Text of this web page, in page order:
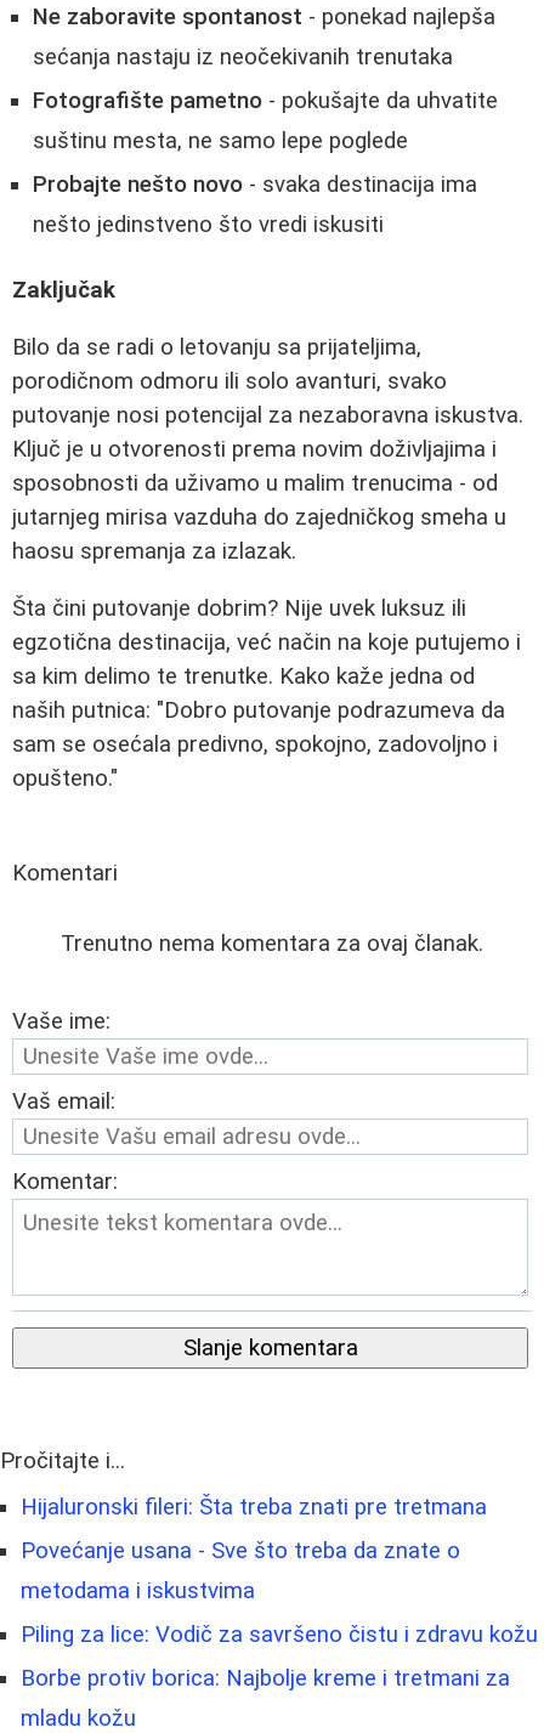
Ne zaboravite spontanost - ponekad najlepša
sećanja nastaju iz neočekivanih trenutaka
Fotografište pametno - pokušajte da uhvatite
suštinu mesta, ne samo lepe poglede
Probajte nešto novo - svaka destinacija ima
nešto jedinstveno što vredi iskusiti
Zaključak
Bilo da se radi o letovanju sa prijateljima,
porodičnom odmoru ili solo avanturi, svako
putovanje nosi potencijal za nezaboravna iskustva.
Ključ je u otvorenosti prema novim doživljajima i
sposobnosti da uživamo u malim trenucima - od
jutarnjeg mirisa vazduha do zajedničkog smeha u
haosu spremanja za izlazak.
Šta čini putovanje dobrim? Nije uvek luksuz ili
egzotična destinacija, već način na koje putujemo i
sa kim delimo te trenutke. Kako kaže jedna od
naših putnica: "Dobro putovanje podrazumeva da
sam se osećala predivno, spokojno, zadovoljno i
opušteno."
Komentari
Trenutno nema komentara za ovaj članak.
Vaše ime:
Vaš email:
Komentar:
Slanje komentara
Pročitajte i...
Hijaluronski fileri: Šta treba znati pre tretmana
Povećanje usana - Sve što treba da znate o
metodama i iskustvima
Piling za lice: Vodič za savršeno čistu i zdravu kožu
Borbe protiv borica: Najbolje kreme i tretmani za
mladu kožu